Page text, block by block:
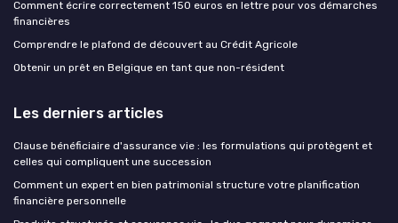
Comment écrire correctement 150 euros en lettre pour vos démarches
financières
Comprendre le plafond de découvert au Crédit Agricole
Obtenir un prêt en Belgique en tant que non-résident
Les derniers articles
Clause bénéficiaire d'assurance vie : les formulations qui protègent et
celles qui compliquent une succession
Comment un expert en bien patrimonial structure votre planification
financière personnelle